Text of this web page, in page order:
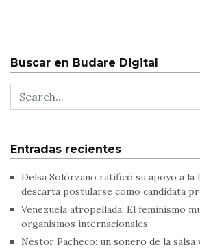
Buscar en Budare Digital
Entradas recientes
Delsa Solórzano ratificó su apoyo a la
descarta postularse como candidata
Venezuela atropellada: El feminismo
organismos internacionales
Néstor Pacheco: un sonero de la salsa